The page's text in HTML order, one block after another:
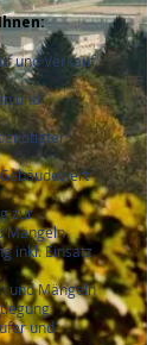
und Verkauf
und
zur
Mängeln
inkl. Einsatz
und Mängeln
und